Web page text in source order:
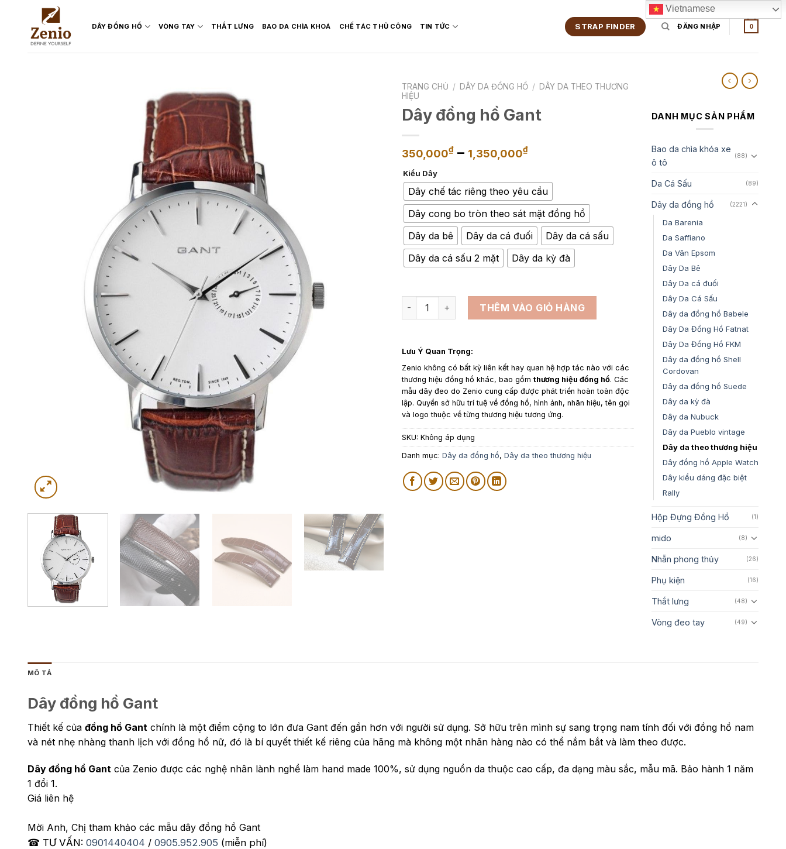
content
DÂY ĐỒNG HỒ VÒNG TAY THẮT LƯNG BAO DA CHÌA KHOÁ CHẾ TÁC THỦ CÔNG TIN TỨC STRAP FINDER ĐĂNG NHẬP 0
TRANG CHỦ / DÂY DA ĐỒNG HỒ / DÂY DA THEO THƯƠNG
HIỆU
Dây đồng hồ Gant
350,000₫ – 1,350,000₫Khoảng
từ
350,000₫
đến
1,350,000₫
Kiểu Dây
Dây chế tác riêng theo yêu cầu
Dây cong bo tròn theo sát mặt đồng hồ
Dây da bê
Dây da cá đuối
Dây da cá sấu
Dây da cá sấu 2 mặt
Dây da kỳ đà
Dây đồng hồ Gant số lượngTHÊM VÀO GIỎ HÀNG
Lưu Ý Quan Trọng:
Zenio không có bất kỳ liên kết hay quan hệ hợp tác nào với các
thương hiệu đồng hồ khác, bao gồm thương hiệu đồng hồ. Các
mẫu dây đeo do Zenio cung cấp được phát triển hoàn toàn độc
lập. Quyền sở hữu trí tuệ về đồng hồ, hình ảnh, nhãn hiệu, tên gọi
và logo thuộc về từng thương hiệu tương ứng.
SKU: Không áp dụng
Danh mục: Dây da đồng hồ, Dây da theo thương hiệu
DANH MỤC SẢN PHẨM
Bao da chìa khóa xe
ô tô
(88)
Da Cá Sấu (89)
Dây da đồng hồ (2221)
Da Barenia
Da Saffiano
Da Vân Epsom
Dây Da Bê
Dây Da cá đuối
Dây Da Cá Sấu
Dây da đồng hồ Babele
Dây Da Đồng Hồ Fatnat
Dây Da Đồng Hồ FKM
Dây da đồng hồ Shell
Cordovan
Dây da đồng hồ Suede
Dây da kỳ đà
Dây da Nubuck
Dây da Pueblo vintage
Dây da theo thương hiệu
Dây đồng hồ Apple Watch
Dây kiểu dáng đặc biệt
Rally
Hộp Đựng Đồng Hồ (1)
mido (8)
Nhẫn phong thủy (26)
Phụ kiện (16)
Thắt lưng (48)
Vòng đeo tay (49)
MÔ TẢ
Dây đồng hồ Gant
Thiết kế của đồng hồ Gant chính là một điểm cộng to lớn đưa Gant đến gần hơn với người sử dụng. Sở hữu trên mình sự sang trọng nam tính đối với đồng hồ nam
và nét nhẹ nhàng thanh lịch với đồng hồ nữ, đó là bí quyết thiết kế riêng của hãng mà không một nhãn hàng nào có thể nắm bắt và làm theo được.
Dây đồng hồ Gant của Zenio được các nghệ nhân lành nghề làm hand made 100%, sử dụng nguồn da thuộc cao cấp, đa dạng màu sắc, mẫu mã. Bảo hành 1 năm
1 đổi 1.
Giá liên hệ
Mời Anh, Chị tham khảo các mẫu dây đồng hồ Gant
☎ TƯ VẤN: 0901440404 / 0905.952.905 (miễn phí)
Vietnamese